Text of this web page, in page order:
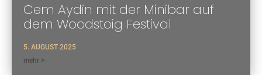
Cem Aydin mit der Minibar auf
dem Woodstoig Festival
5. AUGUST 2025
mehr >